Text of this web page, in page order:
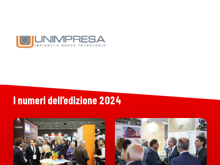
Inumeridell’edizione2024